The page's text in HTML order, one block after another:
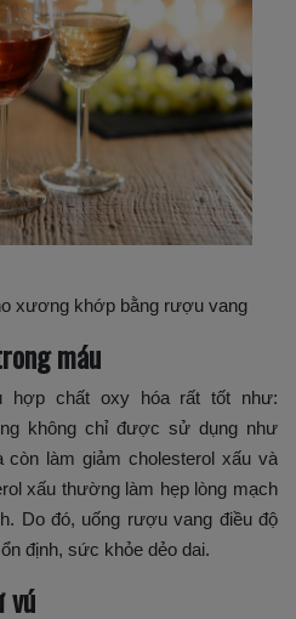
xương khớp bằng rượu vang
máu
hợp chất oxy hóa rất tốt như:
không chỉ được sử dụng như
còn làm giảm cholesterol xấu và
xấu thường làm hẹp lòng mạch
Do đó, uống rượu vang điều độ
định, sức khỏe dẻo dai.
vú